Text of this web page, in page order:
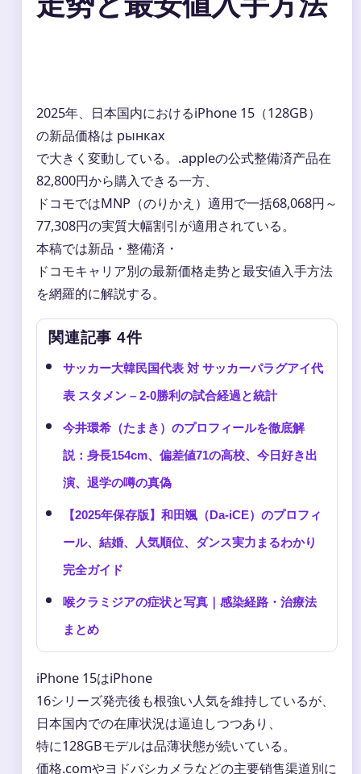
2025年、日本国内におけるiPhone 15（128GB）
の新品価格は рынках
で大きく変動している。.appleの公式整備済产品在
82,800円から購入できる一方、
ドコモではMNP（のりかえ）適用で一括68,068円～
77,308円の実質大幅割引が適用されている。
本稿では新品・整備済・
ドコモキャリア別の最新価格走势と最安値入手方法
を網羅的に解説する。
関連記事 4件
サッカー大韓民国代表 対 サッカーパラグアイ代
表 スタメン – 2-0勝利の試合経過と統計
今井環希（たまき）のプロフィールを徹底解
説：身長154cm、偏差値71の高校、今日好き出
演、退学の噂の真偽
【2025年保存版】和田颯（Da-iCE）のプロフィ
ール、結婚、人気順位、ダンス実力まるわかり
完全ガイド
喉クラミジアの症状と写真｜感染経路・治療法
まとめ
iPhone 15はiPhone
16シリーズ発売後も根強い人気を維持しているが、
日本国内での在庫状況は逼迫しつつあり、
特に128GBモデルは品薄状態が続いている。
価格.comやヨドバシカメラなどの主要销售渠道別に